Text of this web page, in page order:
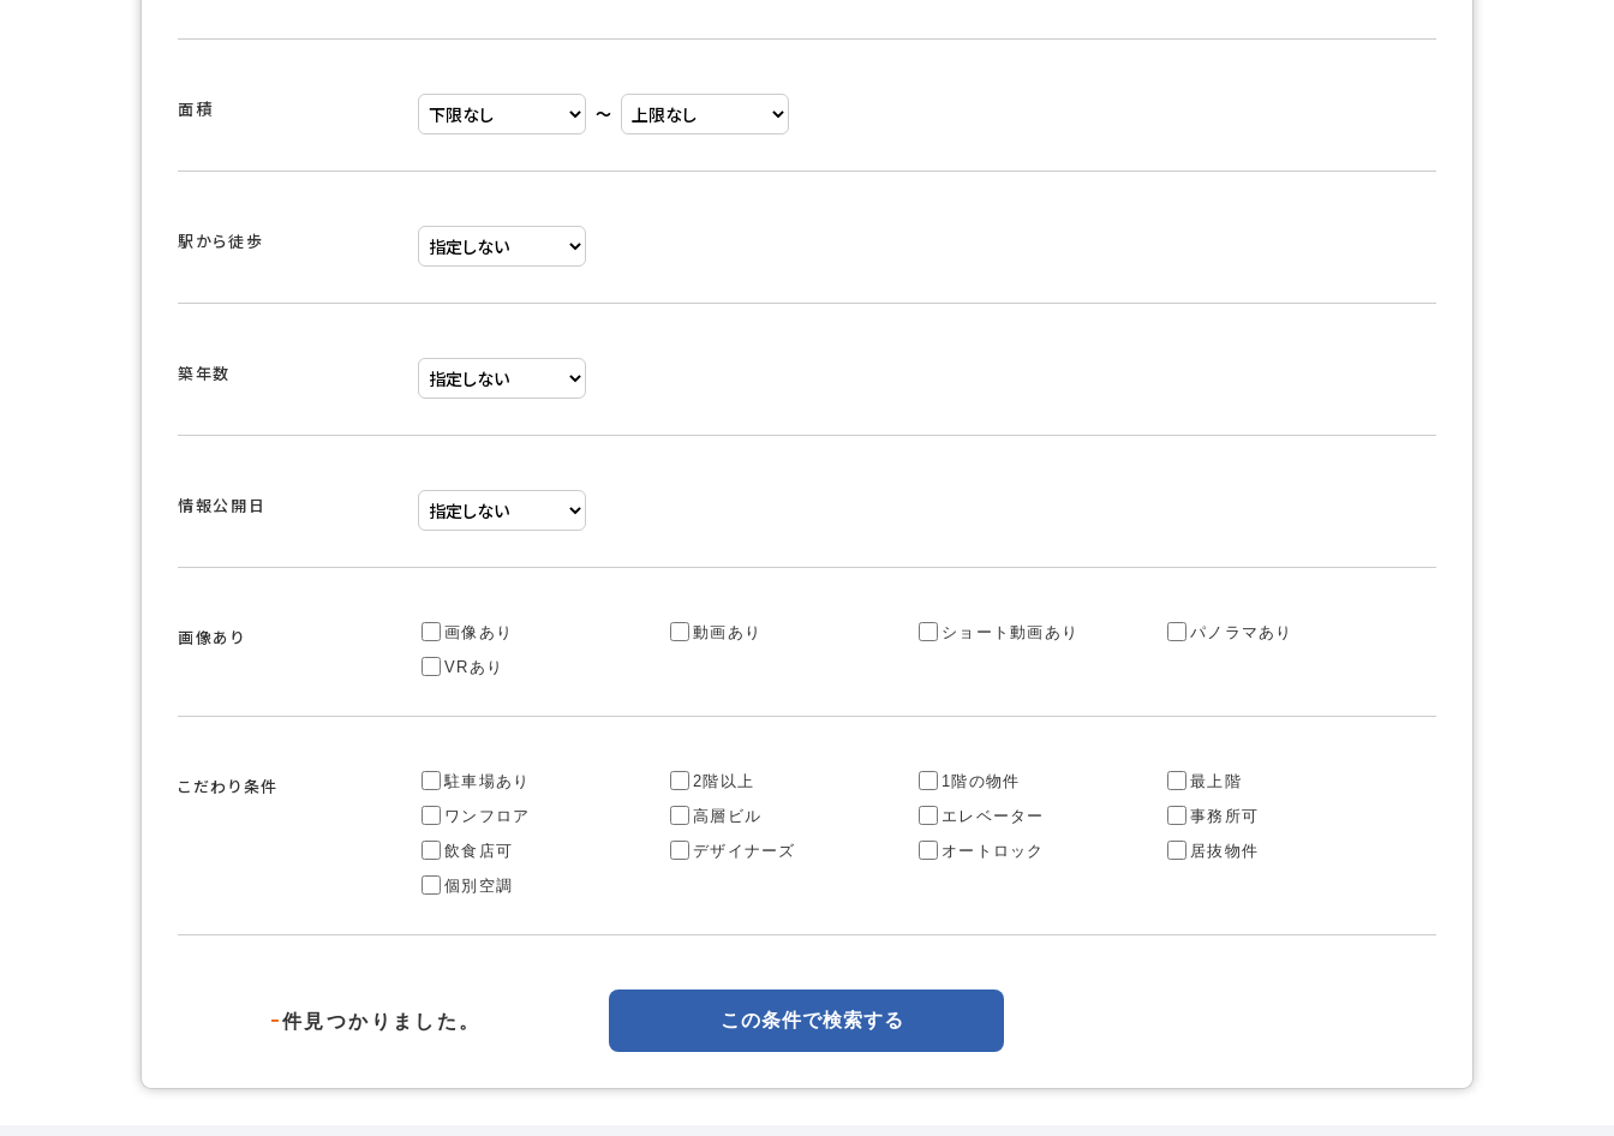
面積 〜
駅から徒歩
築年数
情報公開日
画像あり 画像あり 動画あり ショート動画あり
パノラマあり
VRあり
こだわり条件 駐車場あり 2階以上 1階の物件
最上階
ワンフロア
高層ビル エレベーター
事務所可
飲食店可
デザイナーズ オートロック
居抜物件
個別空調
-件見つかりました。 この条件で検索する